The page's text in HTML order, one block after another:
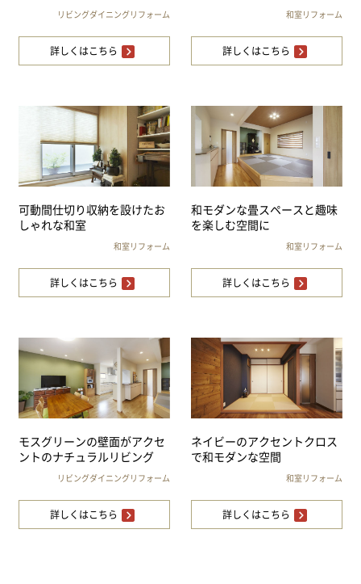
リビングダイニングリフォーム
詳しくはこちら
和室リフォーム
詳しくはこちら
可動間仕切り収納を設けたお
しゃれな和室
和室リフォーム
詳しくはこちら
和モダンな畳スペースと趣味
を楽しむ空間に
和室リフォーム
詳しくはこちら
モスグリーンの壁面がアクセ
ントのナチュラルリビング
リビングダイニングリフォーム
詳しくはこちら
ネイビーのアクセントクロス
で和モダンな空間
和室リフォーム
詳しくはこちら